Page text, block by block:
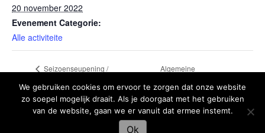
20 november 2022
Evenement Categorie:
Alle activiteite
Seizoenseupening /
Algemeine
We gebruiken cookies om ervoor te zorgen dat onze website
zo soepel mogelijk draait. Als je doorgaat met het gebruiken
van de website, gaan we er vanuit dat ermee instemt.
Ok